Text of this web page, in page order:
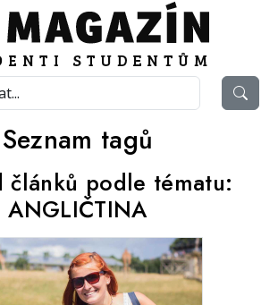
Seznam tagů
článků podle tématu:
ANGLIČTINA